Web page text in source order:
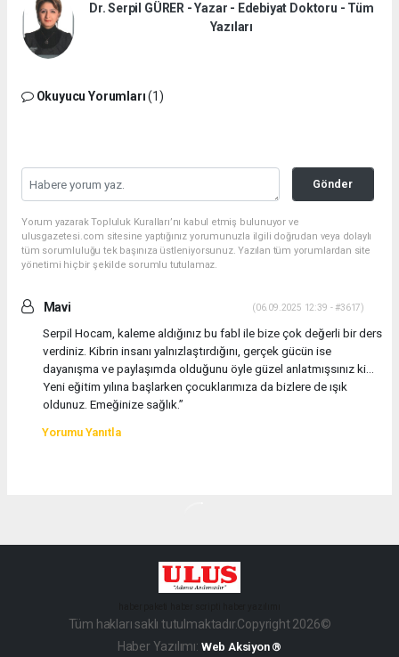
Dr. Serpil GÜRER - Yazar - Edebiyat Doktoru - Tüm
Yazıları
Okuyucu Yorumları(1)
Gönder
Yorum yazarak Topluluk Kuralları’nı kabul etmiş bulunuyor ve
ulusgazetesi.com sitesine yaptığınız yorumunuzla ilgili doğrudan veya dolaylı
tüm sorumluluğu tek başınıza üstleniyorsunuz. Yazılan tüm yorumlardan site
yönetimi hiçbir şekilde sorumlu tutulamaz.
Mavi (06.09.2025 12:39 - #3617)
Serpil Hocam, kaleme aldığınız bu fabl ile bize çok değerli bir ders
verdiniz. Kibrin insanı yalnızlaştırdığını, gerçek gücün ise
dayanışma ve paylaşımda olduğunu öyle güzel anlatmışsınız ki…
Yeni eğitim yılına başlarken çocuklarımıza da bizlere de ışık
oldunuz. Emeğinize sağlık.”
Yorumu Yanıtla
Tüm hakları saklı tutulmaktadır.Copyright 2026©
Haber Yazılımı: Web Aksiyon ®